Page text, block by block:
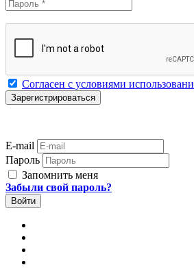
Согласен с условиями
E-mail
Пароль
Запомнить меня
Забыли свой пароль?